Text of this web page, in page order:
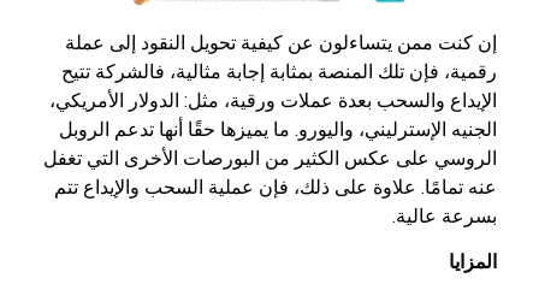
إن كنت ممن يتساءلون عن كيفية تحويل النقود إلى عملة
رقمية، فإن تلك المنصة بمثابة إجابة مثالية، فالشركة تتيح
الإيداع والسحب بعدة عملات ورقية، مثل: الدولار الأمريكي،
الجنيه الإسترليني، واليورو. ما يميزها حقًا أنها تدعم الروبل
الروسي على عكس الكثير من البورصات الأخرى التي تغفل
عنه تمامًا. علاوة على ذلك، فإن عملية السحب والإيداع تتم
بسرعة عالية.
المزايا